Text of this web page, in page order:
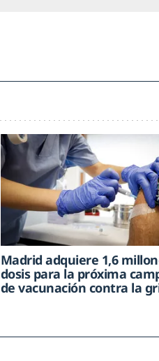
Madrid adquiere 1,6
dosis para la próxima
de vacunación contra la